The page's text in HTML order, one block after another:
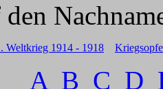
den
Weltkrieg 1914 - 1918
A B C D